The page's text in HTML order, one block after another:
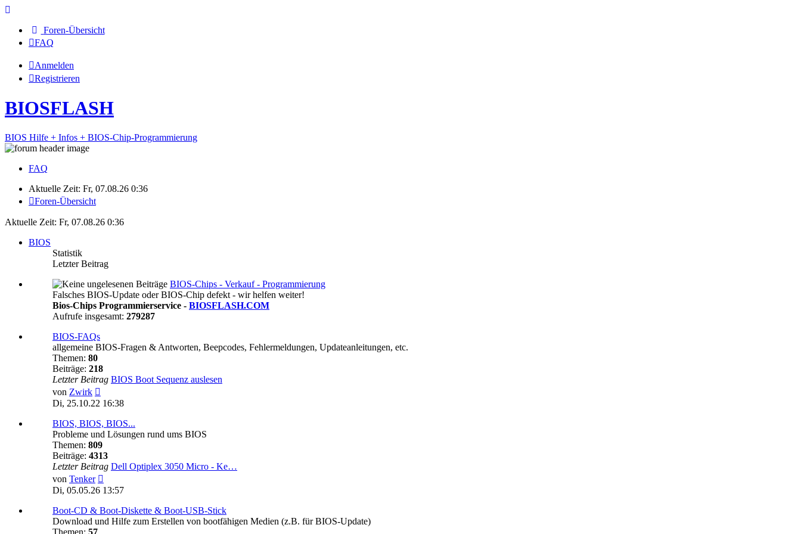
Foren-Übersicht
FAQ
Anmelden
Registrieren
BIOSFLASH
BIOS Hilfe + Infos + BIOS-Chip-Programmierung
FAQ
Aktuelle Zeit: Fr, 07.08.26 0:36
Foren-Übersicht
Aktuelle Zeit: Fr, 07.08.26 0:36
BIOS
Statistik
Letzter Beitrag
BIOS-Chips - Verkauf - Programmierung
Falsches BIOS-Update oder BIOS-Chip defekt - wir helfen weiter!
Bios-Chips Programmierservice - BIOSFLASH.COM
Aufrufe insgesamt: 279287
BIOS-FAQs
allgemeine BIOS-Fragen & Antworten, Beepcodes, Fehlermeldungen, Updateanleitungen, etc.
Themen: 80
Beiträge: 218
Letzter Beitrag BIOS Boot Sequenz auslesen
von Zwirk
Beitrag
Di, 25.10.22 16:38
BIOS, BIOS, BIOS...
Probleme und Lösungen rund ums BIOS
Themen: 809
Beiträge: 4313
Letzter Beitrag Dell Optiplex 3050 Micro - Ke…
von Tenker
Beitrag
Di, 05.05.26 13:57
Boot-CD & Boot-Diskette & Boot-USB-Stick
Download und Hilfe zum Erstellen von bootfähigen Medien (z.B. für BIOS-Update)
Themen: 57